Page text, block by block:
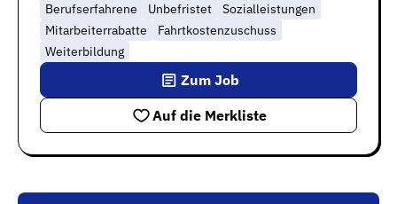
Berufserfahrene
Unbefristet
Sozialleistungen
Mitarbeiterrabatte
Fahrtkostenzuschuss
Weiterbildung
Auf die Merkliste
Zum Job